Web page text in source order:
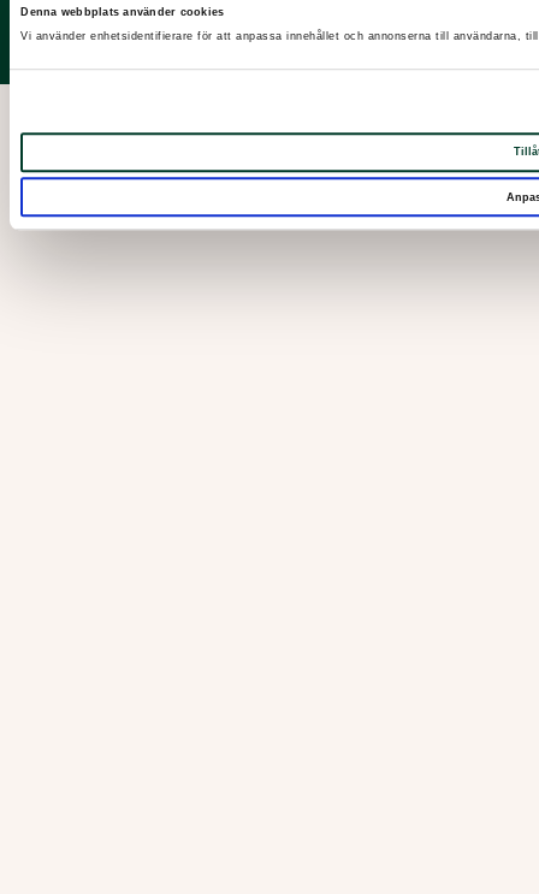
Denna webbplats använder cookies
Vi använder enhetsidentifierare för att anpassa innehållet och annonserna till användarna,
LinkedIn